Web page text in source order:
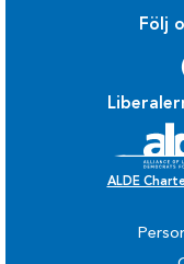
Följ
ALDE